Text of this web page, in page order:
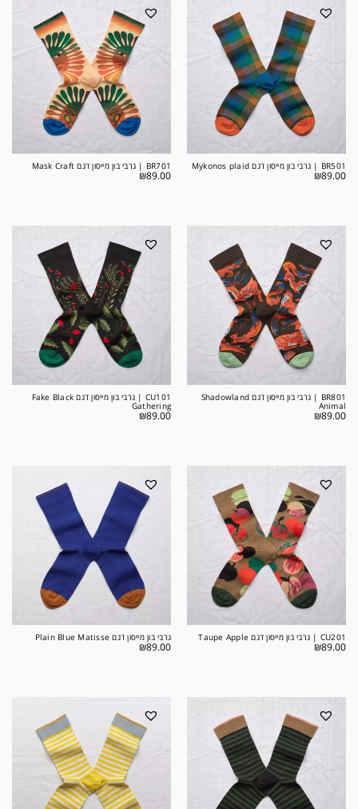
BR501 | גרבי בון מייסון דגם Mykonos plaid
₪89.00
BR701 | גרבי בון מייסון דגם Mask Craft
₪89.00
BR801 | גרבי בון מייסון דגם Shadowland
Animal
₪89.00
CU101 | גרבי בון מייסון דגם Fake Black
Gathering
₪89.00
CU201 | גרבי בון מייסון דגם Taupe Apple
₪89.00
גרבי בון מייסון דגם Plain Blue Matisse
₪89.00